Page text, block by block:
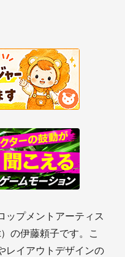
ップメントアーティス
の伊藤頼子です。こ
レイアウトデザインの